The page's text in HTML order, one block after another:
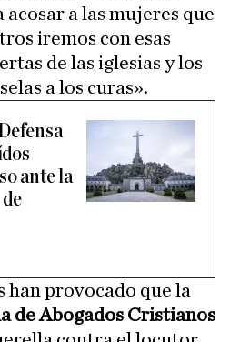
acosar a las mujeres que
iremos con esas
de las iglesias y los
a los curas».
ante la
han provocado que la
de Abogados Cristianos